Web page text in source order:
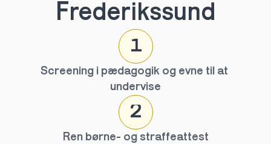
Frederikssund
1
Screening i pædagogik og evne til at
undervise
2
Ren børne- og straffeattest